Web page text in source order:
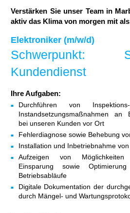
Verstärken Sie unser Team in
aktiv das Klima von morgen mit als
Elektroniker (m/w/d)
Kundendienst
Ihre Aufgaben:
Durchführen von
Instandsetzungsmaßnahmen an
bei unseren Kunden vor Ort
Fehlerdiagnose sowie Behebung
Installation und Inbetriebnahme von
Aufzeigen von
Einsparung sowie
Betriebsabläufe
Digitale Dokumentation der
durch Mängel- und